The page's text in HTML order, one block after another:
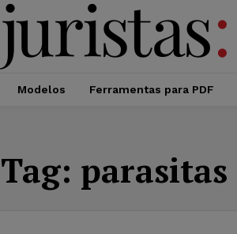
Modelos Ferramentas para PDF
Tag: parasitas